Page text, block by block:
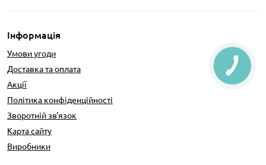
Інформація
Умови угоди
Доставка та оплата
Акції
Політика конфіденційності
Зворотній зв'язок
Карта сайту
Виробники